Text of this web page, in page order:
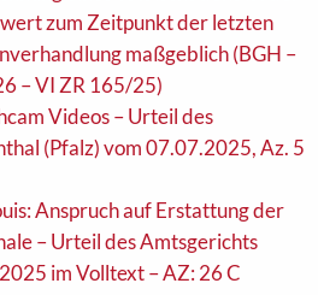
zum Zeitpunkt der letzten
maßgeblich (BGH –
– VI ZR 165/25)
Videos – Urteil des
(Pfalz) vom 07.07.2025, Az. 5
Anspruch auf Erstattung der
– Urteil des Amtsgerichts
im Volltext – AZ: 26 C